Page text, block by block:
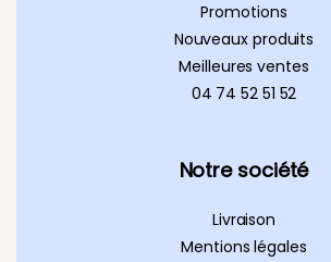
Promotions
Nouveaux produits
Meilleures ventes
04 74 52 51 52
Notre société
Livraison
Mentions légales